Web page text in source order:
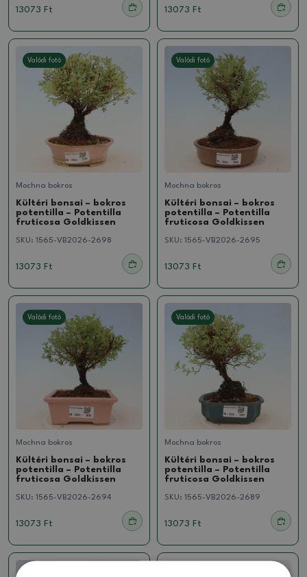
13073 Ft 13073 Ft
Valódi fotó
Mochna bokros
Kültéri bonsai – bokros
potentilla – Potentilla
fruticosa Goldkissen
SKU: 1565-VB2026-2698
13073 Ft
Valódi fotó
Mochna bokros
Kültéri bonsai – bokros
potentilla – Potentilla
fruticosa Goldkissen
SKU: 1565-VB2026-2695
13073 Ft
Valódi fotó
Mochna bokros
Kültéri bonsai – bokros
potentilla – Potentilla
fruticosa Goldkissen
SKU: 1565-VB2026-2694
13073 Ft
Valódi fotó
Mochna bokros
Kültéri bonsai – bokros
potentilla – Potentilla
fruticosa Goldkissen
SKU: 1565-VB2026-2689
13073 Ft